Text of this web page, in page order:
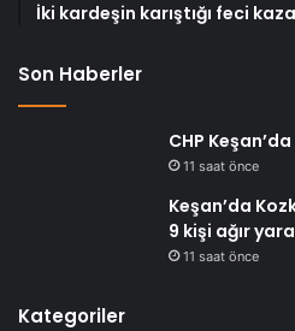
İki kardeşin karıştığı feci
Son Haberler
CHP
11 saat önce
Keşan’da
9 kişi ağır
11 saat önce
Kategoriler